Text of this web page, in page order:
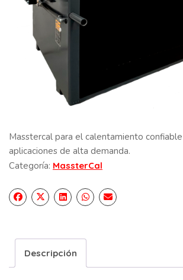
Masstercal para el calentamiento
aplicaciones de alta demanda.
Categoría: MassterCal
Descripción